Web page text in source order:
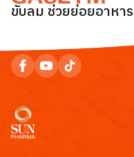
ขับลม ช่วยย่อยอาหาร